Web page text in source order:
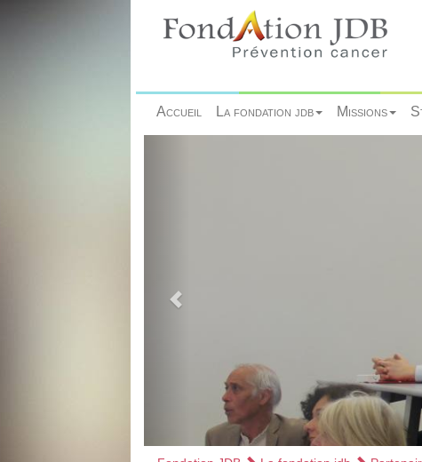
Accueil La fondation jdb Missions